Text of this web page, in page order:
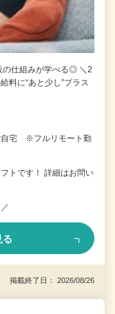
の仕組みが学べる◎ ＼2
料に“あと少し”プラス
自宅 ※フルリモート勤
トです！ 詳細はお問い
る
掲載終了日： 2026/08/26